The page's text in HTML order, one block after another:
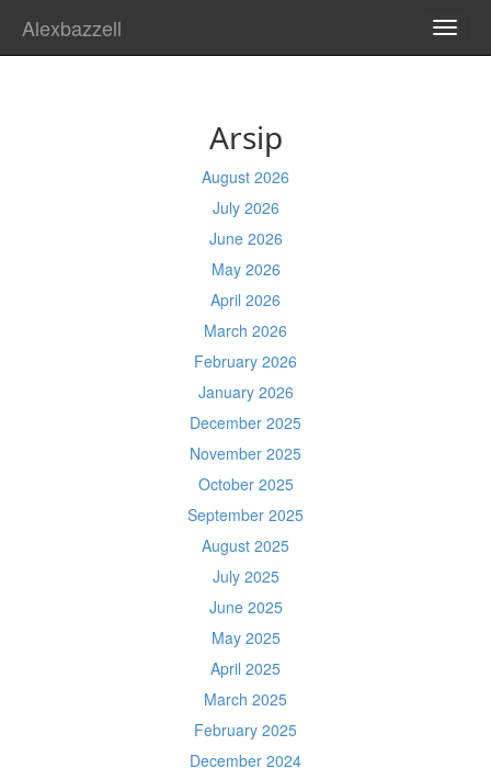
Alexbazzell
Arsip
August 2026
July 2026
June 2026
May 2026
April 2026
March 2026
February 2026
January 2026
December 2025
November 2025
October 2025
September 2025
August 2025
July 2025
June 2025
May 2025
April 2025
March 2025
February 2025
December 2024